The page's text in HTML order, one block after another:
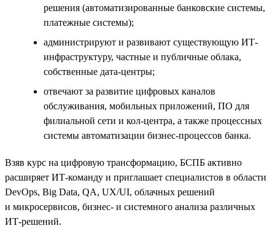
решения (автоматизированные банковские системы,
платежные системы);
администрируют и развивают существующую ИТ-
инфраструктуру, частные и публичные облака,
собственные дата-центры;
отвечают за развитие цифровых каналов
обслуживания, мобильных приложений, ПО для
филиальной сети и кол-центра, а также процессных
системы автоматизации бизнес-процессов банка.
Взяв курс на цифровую трансформацию, БСПБ активно
расширяет ИТ-команду и приглашает специалистов в области
DevOps, Big Data, QA, UX/UI, облачных решений
и микросервисов, бизнес- и системного анализа различных
ИТ-решений.